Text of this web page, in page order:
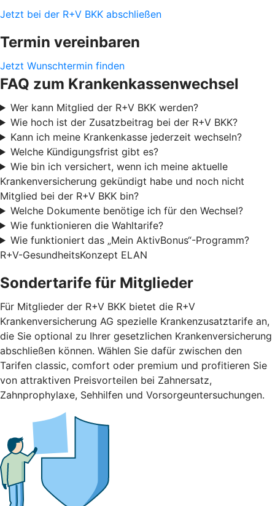
Jetzt bei der R+V BKK abschließen
Termin vereinbaren
Jetzt Wunschtermin finden
FAQ zum Krankenkassenwechsel
Wer kann Mitglied der R+V BKK werden?
Wie hoch ist der Zusatzbeitrag bei der R+V BKK?
Kann ich meine Krankenkasse jederzeit wechseln?
Welche Kündigungsfrist gibt es?
Wie bin ich versichert, wenn ich meine aktuelle
Krankenversicherung gekündigt habe und noch nicht
Mitglied bei der R+V BKK bin?
Welche Dokumente benötige ich für den Wechsel?
Wie funktionieren die Wahltarife?
Wie funktioniert das „Mein AktivBonus“-Programm?
R+V-GesundheitsKonzept ELAN
Sondertarife für Mitglieder
Für Mitglieder der R+V BKK bietet die R+V
Krankenversicherung AG spezielle Krankenzusatztarife an,
die Sie optional zu Ihrer gesetzlichen Krankenversicherung
abschließen können. Wählen Sie dafür zwischen den
Tarifen classic, comfort oder premium und profitieren Sie
von attraktiven Preisvorteilen bei Zahnersatz,
Zahnprophylaxe, Sehhilfen und Vorsorgeuntersuchungen.